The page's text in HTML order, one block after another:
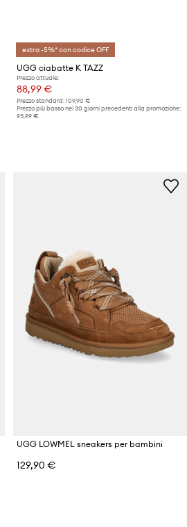
extra -5%* con codice OFF
UGG ciabatte K TAZZ
Prezzo attuale:
88,99 €
Prezzo standard: 109,90 €
Prezzo più basso nei 30 giorni precedenti alla promozione:
93,99 €
UGG LOWMEL sneakers per bambini
129,90 €